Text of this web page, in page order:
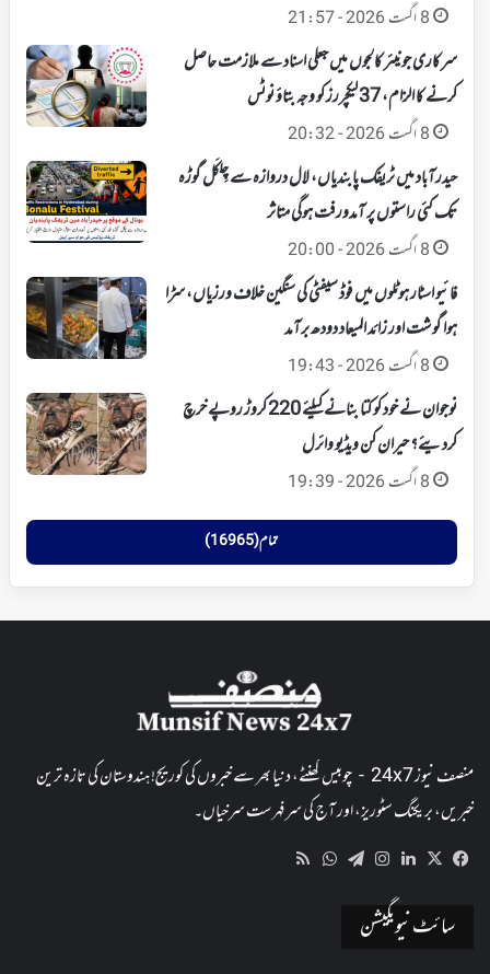
8 اگست 2026 - 21:57
سرکاری جونیئر کالجوں میں جعلی اسناد سے ملازمت حاصل
کرنے کا الزام، 37 لیکچررز کو وجہ بتاؤ نوٹس
8 اگست 2026 - 20:32
حیدرآباد میں ٹریفک پابندیاں، لال دروازہ سے چِلکَل گوڑہ
تک کئی راستوں پر آمدورفت ہوگی متاثر
8 اگست 2026 - 20:00
فائیو اسٹار ہوٹلوں میں فوڈ سیفٹی کی سنگین خلاف ورزیاں، سڑا
ہوا گوشت اور زائد المیعاد دودھ برآمد
8 اگست 2026 - 19:43
نوجوان نے خود کو کتا بنانے کیلئے 220 کروڑ روپے خرچ
کردیئے؟ حیران کن ویڈیو وائرل
8 اگست 2026 - 19:39
تمام (16965)
منصف نیوز 24x7 - چوبیس گھنٹے، دنیا بھر سے خبروں کی کوریج! ہندوستان کی تازہ ترین
خبریں، بریکنگ سٹوریز، اور آج کی سرفہرست سرخیاں۔
Facebook
X
LinkedIn
Instagram
Telegram
WhatsApp
سائٹ نیویگیشن